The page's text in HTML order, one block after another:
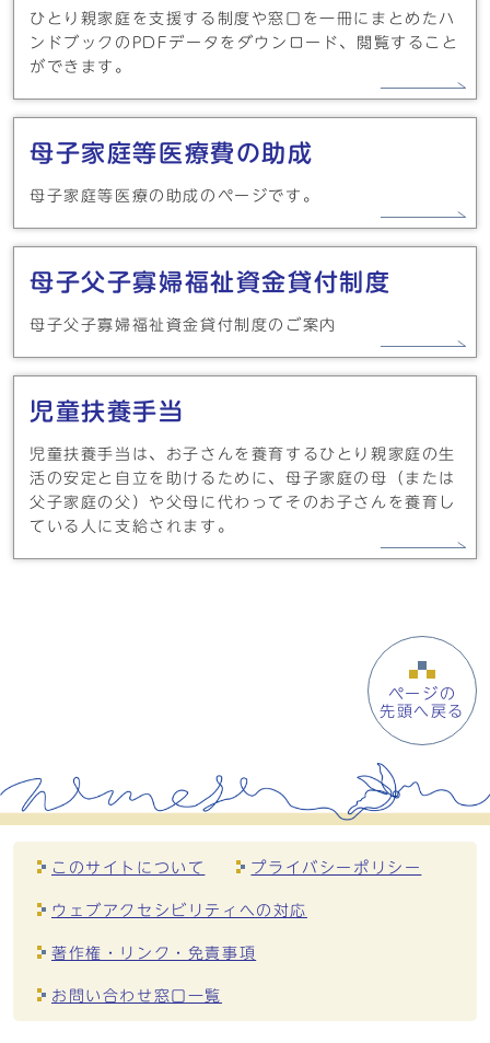
ひとり親家庭を支援する制度や窓口を一冊にまとめたハ
ンドブックのPDFデータをダウンロード、閲覧すること
ができます。
母子家庭等医療費の助成
母子家庭等医療の助成のページです。
母子父子寡婦福祉資金貸付制度
母子父子寡婦福祉資金貸付制度のご案内
児童扶養手当
児童扶養手当は、お子さんを養育するひとり親家庭の生
活の安定と自立を助けるために、母子家庭の母（または
父子家庭の父）や父母に代わってそのお子さんを養育し
ている人に支給されます。
ページの
先頭へ戻る
このサイトについて プライバシーポリシー
ウェブアクセシビリティへの対応
著作権・リンク・免責事項
お問い合わせ窓口一覧